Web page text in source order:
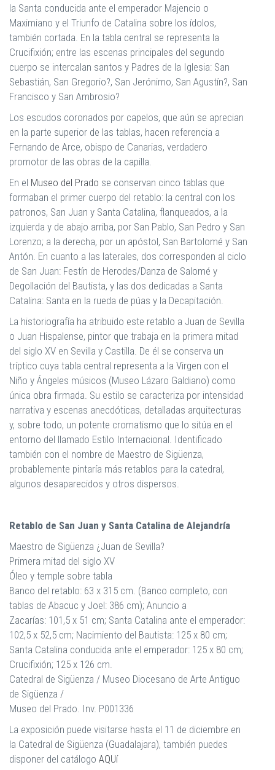
la Santa conducida ante el emperador Majencio o
Maximiano y el Triunfo de Catalina sobre los ídolos,
también cortada. En la tabla central se representa la
Crucifixión; entre las escenas principales del segundo
cuerpo se intercalan santos y Padres de la Iglesia: San
Sebastián, San Gregorio?, San Jerónimo, San Agustín?, San
Francisco y San Ambrosio?
Los escudos coronados por capelos, que aún se aprecian
en la parte superior de las tablas, hacen referencia a
Fernando de Arce, obispo de Canarias, verdadero
promotor de las obras de la capilla.
En el Museo del Prado se conservan cinco tablas que
formaban el primer cuerpo del retablo: la central con los
patronos, San Juan y Santa Catalina, flanqueados, a la
izquierda y de abajo arriba, por San Pablo, San Pedro y San
Lorenzo; a la derecha, por un apóstol, San Bartolomé y San
Antón. En cuanto a las laterales, dos corresponden al ciclo
de San Juan: Festín de Herodes/Danza de Salomé y
Degollación del Bautista, y las dos dedicadas a Santa
Catalina: Santa en la rueda de púas y la Decapitación.
La historiografía ha atribuido este retablo a Juan de Sevilla
o Juan Hispalense, pintor que trabaja en la primera mitad
del siglo XV en Sevilla y Castilla. De él se conserva un
tríptico cuya tabla central representa a la Virgen con el
Niño y Ángeles músicos (Museo Lázaro Galdiano) como
única obra firmada. Su estilo se caracteriza por intensidad
narrativa y escenas anecdóticas, detalladas arquitecturas
y, sobre todo, un potente cromatismo que lo sitúa en el
entorno del llamado Estilo Internacional. Identificado
también con el nombre de Maestro de Sigüenza,
probablemente pintaría más retablos para la catedral,
algunos desaparecidos y otros dispersos.
Retablo de San Juan y Santa Catalina de Alejandría
Maestro de Sigüenza ¿Juan de Sevilla?
Primera mitad del siglo XV
Óleo y temple sobre tabla
Banco del retablo: 63 x 315 cm. (Banco completo, con
tablas de Abacuc y Joel: 386 cm); Anuncio a
Zacarías: 101,5 x 51 cm; Santa Catalina ante el emperador:
102,5 x 52,5 cm; Nacimiento del Bautista: 125 x 80 cm;
Santa Catalina conducida ante el emperador: 125 x 80 cm;
Crucifixión; 125 x 126 cm.
Catedral de Sigüenza / Museo Diocesano de Arte Antiguo
de Sigüenza /
Museo del Prado. Inv. P001336
La exposición puede visitarse hasta el 11 de diciembre en
la Catedral de Sigüenza (Guadalajara), también puedes
disponer del catálogo AQUí